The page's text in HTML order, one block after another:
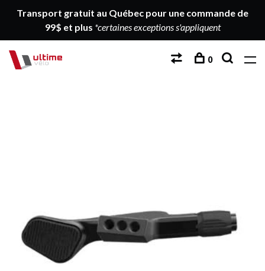
Transport gratuit au Québec pour une commande de
99$ et plus *certaines exceptions s'appliquent
0